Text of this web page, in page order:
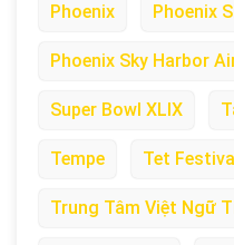
Phoenix Phoenix
Phoenix Sky Harbor
Super Bowl XLIX
Tempe Tet
Trung Tâm Việt Ngữ